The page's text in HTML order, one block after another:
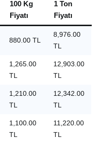
100 Kg
Fiyatı
1 Ton
Fiyatı
880.00 TL
8,976.00
TL
1,265.00
TL
12,903.00
TL
1,210.00
TL
12,342.00
TL
1,100.00
TL
11,220.00
TL